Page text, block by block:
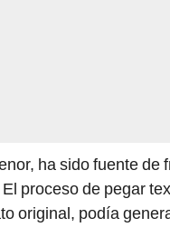
ha sido fuente de
proceso de pegar
original, podía